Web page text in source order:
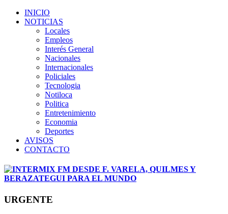
INICIO
NOTICIAS
Locales
Empleos
Interés General
Nacionales
Internacionales
Policiales
Tecnologia
Notiloca
Politica
Entretenimiento
Economia
Deportes
AVISOS
CONTACTO
URGENTE